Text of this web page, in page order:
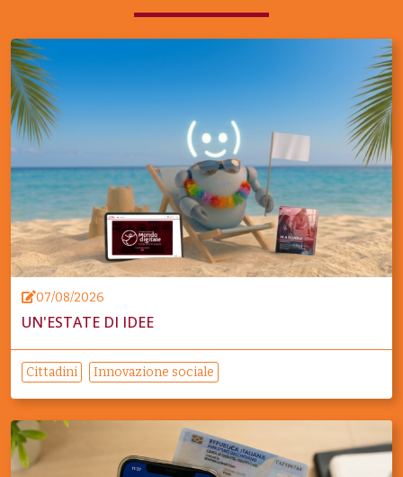
07/08/2026
UN'ESTATE DI IDEE
Cittadini Innovazione sociale